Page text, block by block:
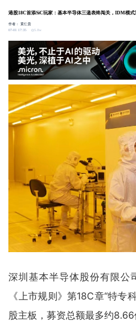
港股18C首添SiC玩家：基本半导体三递表终闯关，IDM模式
作者：黄仁贵
07-01 17:35
5.8w
深圳基本半导体股份有限公
《上市规则》第18C章“特专
股主板，募资总额最多约8.66